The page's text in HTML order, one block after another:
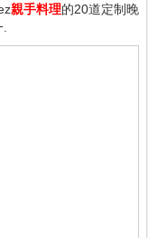
親手料理的20道定制晚